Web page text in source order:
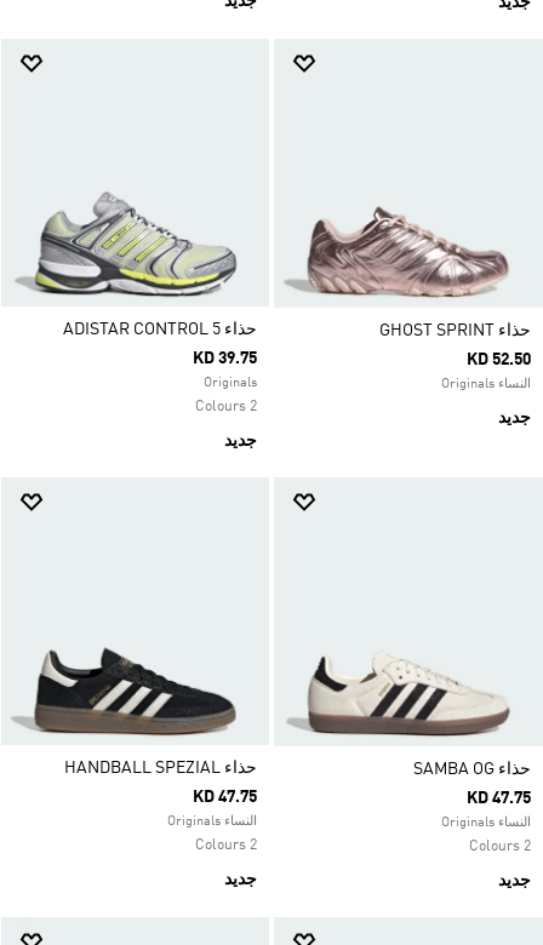
حذاء GHOST SPRINT
KD 52.50
النساء Originals
جديد
حذاء ADISTAR CONTROL 5
KD 39.75
Originals
2 Colours
جديد
حذاء SAMBA OG
KD 47.75
النساء Originals
2 Colours
جديد
حذاء HANDBALL SPEZIAL
KD 47.75
النساء Originals
2 Colours
جديد